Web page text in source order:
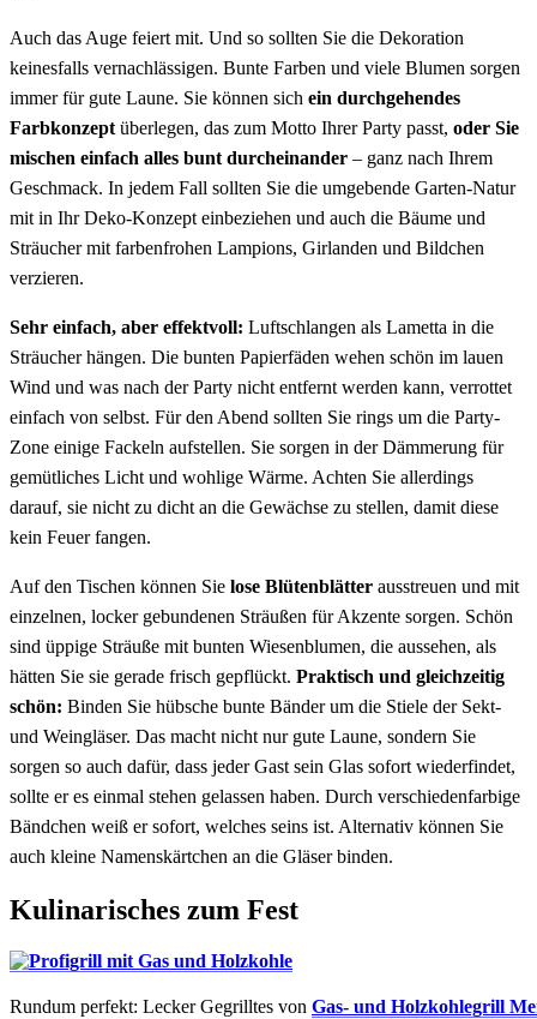
Auch das Auge feiert mit. Und so sollten Sie die Dekoration
keinesfalls vernachlässigen. Bunte Farben und viele Blumen sorgen
immer für gute Laune. Sie können sich ein durchgehendes
Farbkonzept überlegen, das zum Motto Ihrer Party passt, oder Sie
mischen einfach alles bunt durcheinander – ganz nach Ihrem
Geschmack. In jedem Fall sollten Sie die umgebende Garten-Natur
mit in Ihr Deko-Konzept einbeziehen und auch die Bäume und
Sträucher mit farbenfrohen Lampions, Girlanden und Bildchen
verzieren.
Sehr einfach, aber effektvoll: Luftschlangen als Lametta in die
Sträucher hängen. Die bunten Papierfäden wehen schön im lauen
Wind und was nach der Party nicht entfernt werden kann, verrottet
einfach von selbst. Für den Abend sollten Sie rings um die Party-
Zone einige Fackeln aufstellen. Sie sorgen in der Dämmerung für
gemütliches Licht und wohlige Wärme. Achten Sie allerdings
darauf, sie nicht zu dicht an die Gewächse zu stellen, damit diese
kein Feuer fangen.
Auf den Tischen können Sie lose Blütenblätter ausstreuen und mit
einzelnen, locker gebundenen Sträußen für Akzente sorgen. Schön
sind üppige Sträuße mit bunten Wiesenblumen, die aussehen, als
hätten Sie sie gerade frisch gepflückt. Praktisch und gleichzeitig
schön: Binden Sie hübsche bunte Bänder um die Stiele der Sekt-
und Weingläser. Das macht nicht nur gute Laune, sondern Sie
sorgen so auch dafür, dass jeder Gast sein Glas sofort wiederfindet,
sollte er es einmal stehen gelassen haben. Durch verschiedenfarbige
Bändchen weiß er sofort, welches seins ist. Alternativ können Sie
auch kleine Namenskärtchen an die Gläser binden.
Kulinarisches zum Fest
Rundum perfekt: Lecker Gegrilltes von Gas- und Holzkohlegrill